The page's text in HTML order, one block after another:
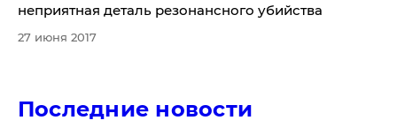
неприятная деталь резонансного убийства
27 июня 2017
Последние новости